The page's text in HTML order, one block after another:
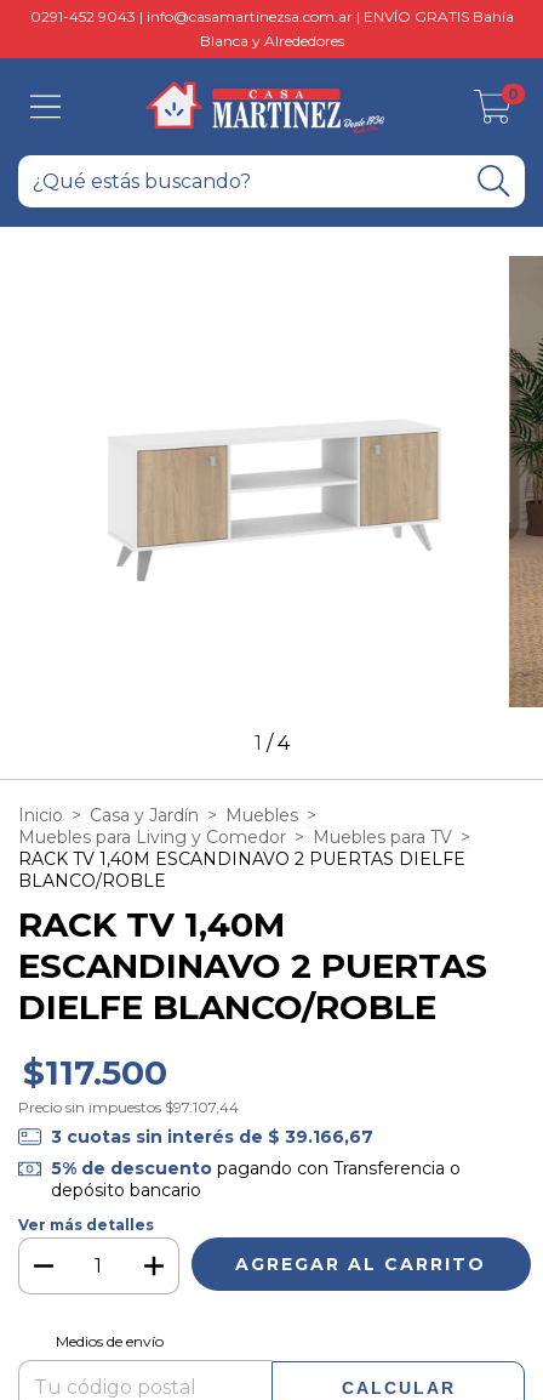
0291-452 9043 | info@casamartinezsa.com.ar| ENVÍO GRATIS Bahía
Blanca y Alrededores
0
1 /4
Inicio > Casa y Jardín > Muebles >
Muebles para Living y Comedor > Muebles para TV >
RACK TV 1,40M ESCANDINAVO 2 PUERTAS DIELFE
BLANCO/ROBLE
RACK TV 1,40M
ESCANDINAVO 2 PUERTAS
DIELFE BLANCO/ROBLE
$117.500
Precio sin impuestos $97.107,44
3 cuotas sin interés de $ 39.166,67
5% de descuentopagando con Transferencia o
depósito bancario
Ver más detalles
Entregas para el CP:
Medios de envío
CALCULAR